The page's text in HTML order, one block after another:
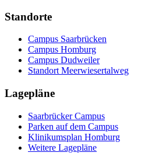
Standorte
Campus Saarbrücken
Campus Homburg
Campus Dudweiler
Standort Meerwiesertalweg
Lagepläne
Saarbrücker Campus
Parken auf dem Campus
Klinikumsplan Homburg
Weitere Lagepläne